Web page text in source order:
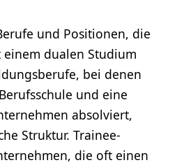
und Positionen, die
dualen Studium
bei denen
und eine
absolviert,
Struktur. Trainee-
die oft einen